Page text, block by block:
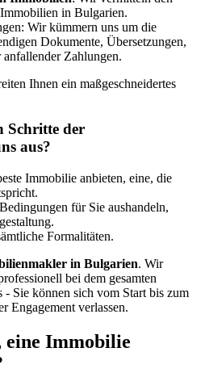
in Bulgarien.
Wir kümmern uns um die
Dokumente, Übersetzungen,
anfallender Zahlungen.
Ihnen ein maßgeschneidertes
Schritte der
aus?
Immobilie anbieten, eine, die
für Sie aushandeln,
Formalitäten.
in Bulgarien. Wir
bei dem gesamten
Sie können sich vom Start bis zum
Engagement verlassen.
eine Immobilie